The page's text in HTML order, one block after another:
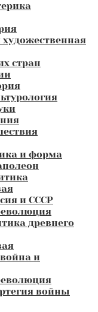
стран
и форма
и СССР
древнего
и
войны